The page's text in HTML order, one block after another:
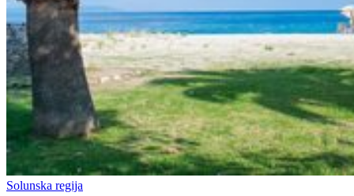
Solunska regija